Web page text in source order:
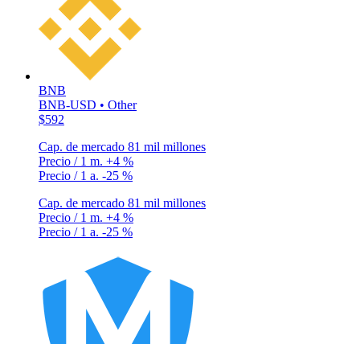
BNB
BNB-USD • Other
$592
Cap. de mercado 81 mil millones
Precio / 1 m. +4 %
Precio / 1 a. -25 %
Cap. de mercado 81 mil millones
Precio / 1 m. +4 %
Precio / 1 a. -25 %